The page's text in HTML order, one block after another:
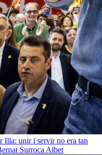
Illa: unir i servir no era tan
Surroca Albet